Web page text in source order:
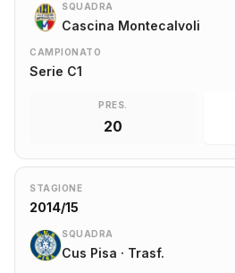
SQUADRA
Cascina Montecalvoli
CAMPIONATO
Serie C1
PRES.
20
STAGIONE
2014/15
SQUADRA
Cus Pisa · Trasf.